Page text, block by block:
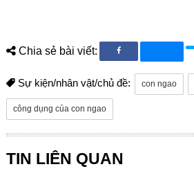
Chia sẻ bài viết:
Sự kiện/nhân vật/chủ đề: con ngao
công dụng của con ngao
TIN LIÊN QUAN